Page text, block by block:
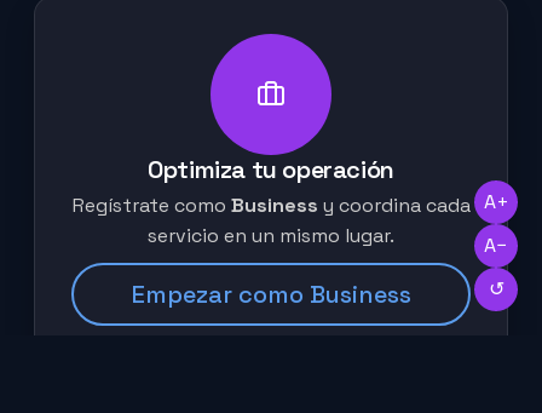
Optimiza tu operación
Regístrate como Business y coordina cada
servicio en un mismo lugar.
Empezar como Business
A+
A−
↺